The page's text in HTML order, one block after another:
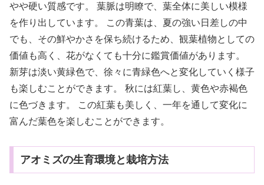
やや硬い質感です。 葉脈は明瞭で、葉全体に美しい模様
を作り出しています。 この青葉は、夏の強い日差しの中
でも、その鮮やかさを保ち続けるため、観葉植物としての
価値も高く、花がなくても十分に鑑賞価値があります。
新芽は淡い黄緑色で、徐々に青緑色へと変化していく様子
も楽しむことができます。 秋には紅葉し、黄色や赤褐色
に色づきます。 この紅葉も美しく、一年を通して変化に
富んだ葉色を楽しむことができます。
アオミズの生育環境と栽培方法